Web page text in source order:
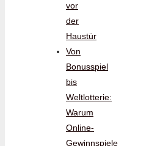
vor
der
Haustür
Von
Bonusspiel
bis
Weltlotterie:
Warum
Online-
Gewinnspiele